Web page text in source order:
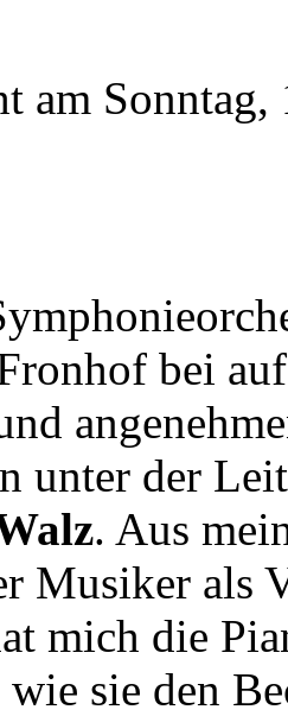
am
bei
unter der
. Aus
Musiker als
mich die
sie den